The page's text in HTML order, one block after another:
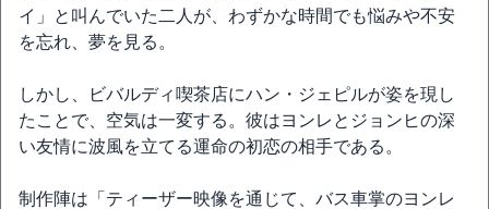
イ」と叫んでいた二人が、わずかな時間でも悩みや不安
を忘れ、夢を見る。
しかし、ビバルディ喫茶店にハン・ジェピルが姿を現し
たことで、空気は一変する。彼はヨンレとジョンヒの深
い友情に波風を立てる運命の初恋の相手である。
制作陣は「ティーザー映像を通じて、バス車掌のヨンレ